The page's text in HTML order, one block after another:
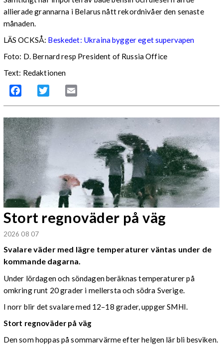
allierade grannarna i Belarus nått rekordnivåer den senaste
månaden.
LÄS OCKSÅ: Beskedet: Ukraina bygger eget supervapen
Foto: D. Bernard resp President of Russia Office
Text: Redaktionen
Facebook Twitter
Stort regnoväder på väg
2026 08 07
Svalare väder med lägre temperaturer väntas under de
kommande dagarna.
Under lördagen och söndagen beräknas temperaturer på
omkring runt 20 grader i mellersta och södra Sverige.
I norr blir det svalare med 12–18 grader, uppger SMHI.
Stort regnoväder på väg
Den som hoppas på sommarvärme efter helgen lär bli besviken.